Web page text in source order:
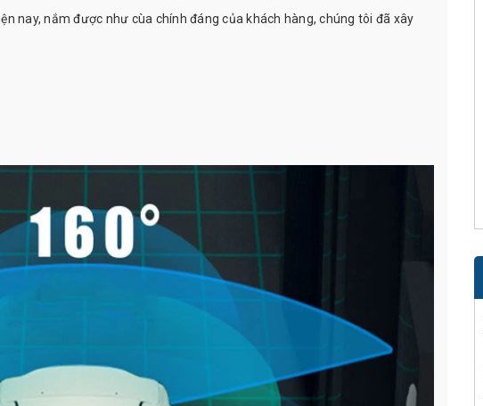
nay, nắm được như cùa chính đáng của khách hàng, chúng tôi đã xây